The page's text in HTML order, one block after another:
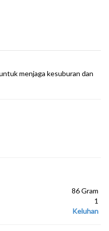
menjaga kesuburan dan
86 Gram
1
Keluhan